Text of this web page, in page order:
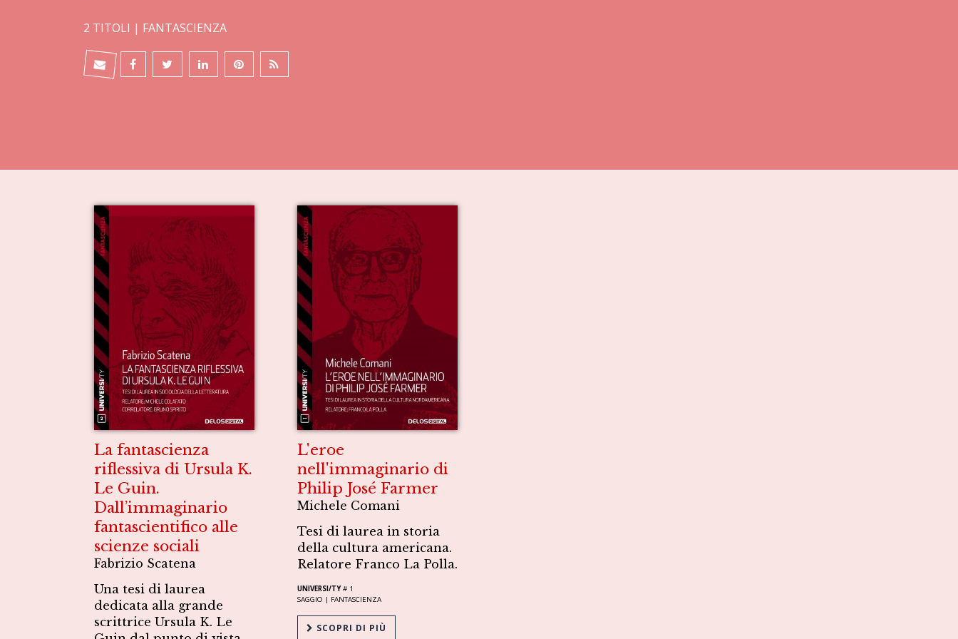
2 TITOLI | FANTASCIENZA
La fantascienza
riflessiva di Ursula K.
Le Guin.
Dall’immaginario
fantascientifico alle
scienze sociali
Fabrizio Scatena
Una tesi di laurea
dedicata alla grande
scrittrice Ursula K. Le
L'eroe
nell'immaginario di
Philip José Farmer
Michele Comani
Tesi di laurea in storia
della cultura americana.
Relatore Franco La Polla.
UNIVERSI/TY# 1
SAGGIO | FANTASCIENZA
SCOPRI DI PIÙ